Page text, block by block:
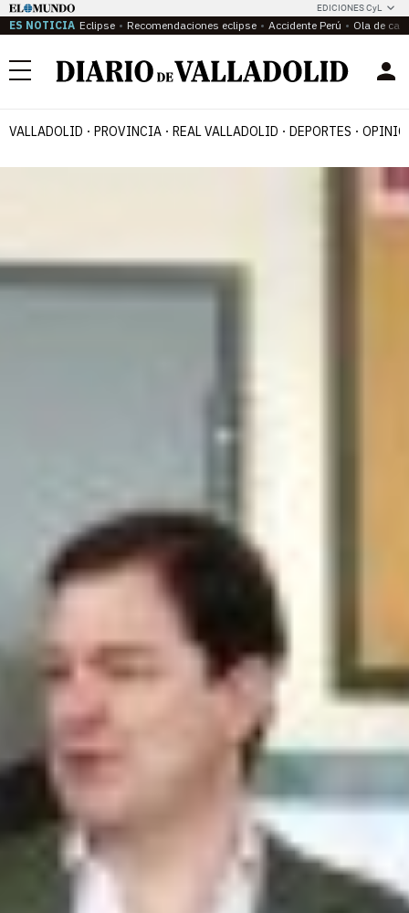
EDICIONES CyL
ES NOTICIA Eclipse Recomendaciones eclipse Accidente Perú Ola de
Menú
VALLADOLID PROVINCIA REAL VALLADOLID DEPORTES